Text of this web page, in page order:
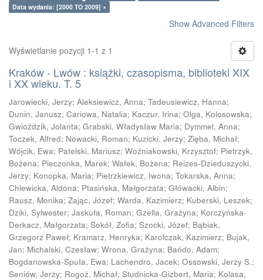
Data wydania: [2000 TO 2009] ×
Show Advanced Filters
Wyświetlanie pozycji 1-1 z 1
Kraków - Lwów : książki, czasopisma, biblioteki XIX
i XX wieku. T. 5
Jarowiecki, Jerzy; Aleksiewicz, Anna; Tadeusiewicz, Hanna;
Dunin, Janusz; Cariowa, Natalia; Kaczur, Irina; Olga, Kolosowska;
Gwioździk, Jolanta; Grabski, Władysław Maria; Dymmel, Anna;
Toczek, Alfred; Nowacki, Roman; Kuzicki, Jerzy; Zięba, Michał;
Wójcik, Ewa; Patelski, Mariusz; Woźniakowski, Krzysztof; Pietrzyk,
Bożena; Pieczonka, Marek; Wałek, Bożena; Reizes-Dzieduszycki,
Jerzy; Konopka, Maria; Pietrzkiewicz, Iwona; Tokarska, Anna;
Chlewicka, Aldona; Ptasińska, Małgorzata; Główacki, Albin;
Rausz, Monika; Zając, Józef; Warda, Kazimierz; Kuberski, Leszek;
Dziki, Sylwester; Jaskuła, Roman; Gzella, Grażyna; Korczyńska-
Derkacz, Małgorzata; Sokół, Zofia; Szocki, Józef; Bąbiak,
Grzegorz Paweł; Kramarz, Henryka; Karolczak, Kazimierz; Bujak,
Jan; Michalski, Czesław; Wrona, Grażyna; Bańdo, Adam;
Bogdanowska-Spuła, Ewa; Lachendro, Jacek; Ossowski, Jerzy S.;
Seniów, Jerzy; Rogoż, Michał; Studnicka-Gizbert, Maria; Kolasa,